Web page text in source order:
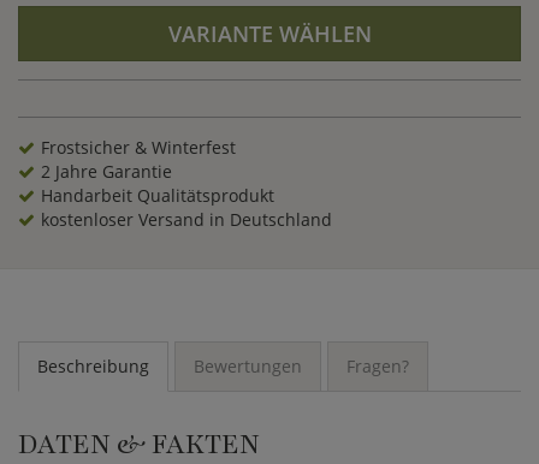
VARIANTE WÄHLEN
Frostsicher & Winterfest
2 Jahre Garantie
Handarbeit Qualitätsprodukt
kostenloser Versand in Deutschland
Beschreibung Bewertungen Fragen?
DATEN & FAKTEN